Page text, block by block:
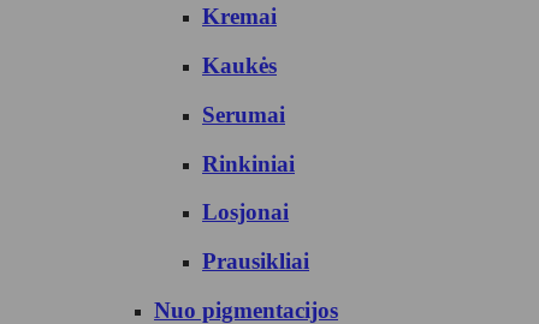
Kremai
Kaukės
Serumai
Rinkiniai
Losjonai
Prausikliai
Nuo pigmentacijos